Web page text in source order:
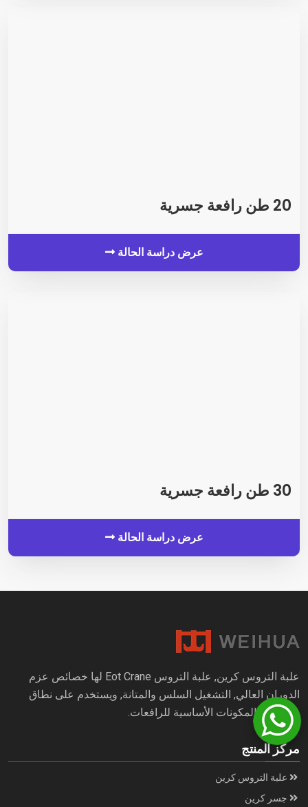
20 طن رافعة جسرية
عرض دراسة الحالة
30 طن رافعة جسرية
عرض دراسة الحالة
علبة التروس كرين, علبة التروس Eot Crane لها خصائص عزم
الدوران العالي, التشغيل السلس والمتانة, ويستخدم على نطاق
واسع في المكونات الأساسية للرافعات.
مركز المنتج
علبة التروس كرين
جسر كرين